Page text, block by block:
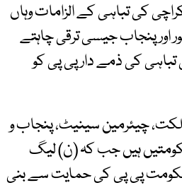
کی تباہی کے الزامات وہاں
پنجاب جیسی ترقی چاہتے
کی ذمے دار پی پی کو
چیئرمین سینیٹ، پنجاب و
ہیں جب کہ (ن) لیگ
پی پی کی حمایت سے بنی